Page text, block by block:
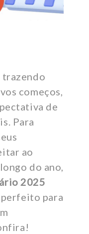
trazendo
começos,
de
Para
ao
do ano,
2025
perfeito para